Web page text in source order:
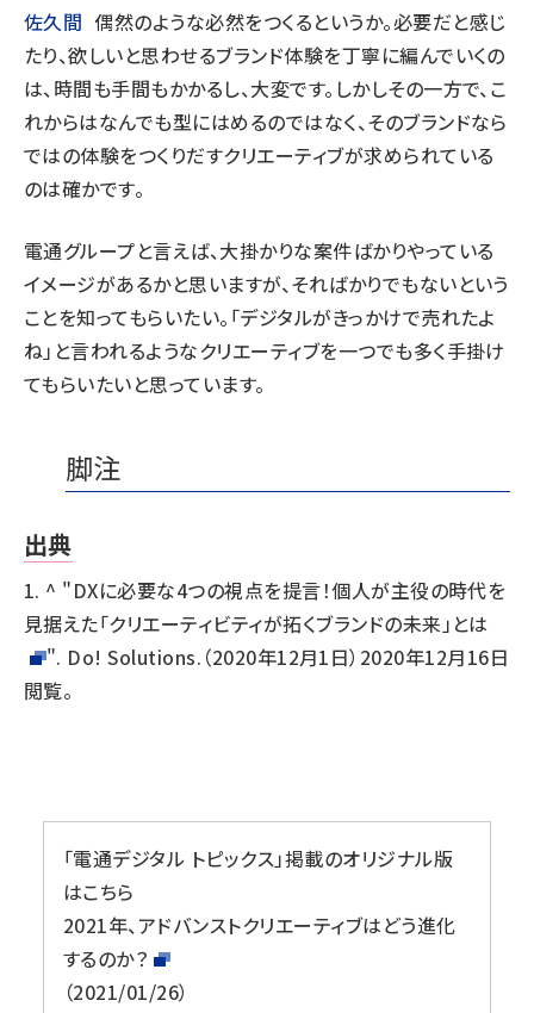
佐久間 偶然のような必然をつくるというか。必要だと感じ
たり、欲しいと思わせるブランド体験を丁寧に編んでいくの
は、時間も手間もかかるし、大変です。しかしその一方で、こ
れからはなんでも型にはめるのではなく、そのブランドなら
ではの体験をつくりだすクリエーティブが求められている
のは確かです。
電通グループと言えば、大掛かりな案件ばかりやっている
イメージがあるかと思いますが、そればかりでもないという
ことを知ってもらいたい。「デジタルがきっかけで売れたよ
ね」と言われるようなクリエーティブを一つでも多く手掛け
てもらいたいと思っています。
脚注
出典
1. ^ "DXに必要な4つの視点を提言！個人が主役の時代を
見据えた「クリエーティビティが拓くブランドの未来」とは
". Do! Solutions.（2020年12月1日）2020年12月16日
閲覧。
「電通デジタル トピックス」掲載のオリジナル版
はこちら
2021年、アドバンストクリエーティブはどう進化
するのか？
2021/01/26